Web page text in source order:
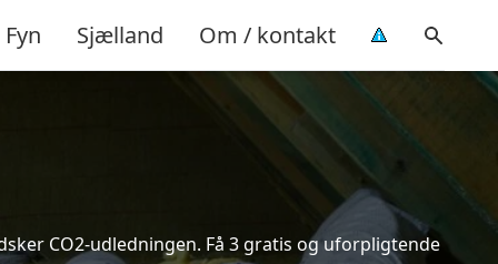
Fyn Sjælland Om / kontakt
CO2-udledningen. Få 3 gratis og uforpligtende